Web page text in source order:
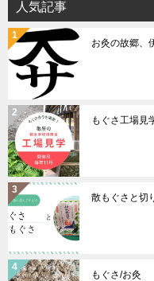
人気記事
お灸の故郷、
もぐさ工場見
散もぐさと切
もぐさ/お灸